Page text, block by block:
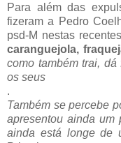
Para além das
fizeram a Pedro
psd-M nestas
caranguejola,
como também trai,
os seus
.
Também se percebe
apresentou ainda um
ainda está longe de